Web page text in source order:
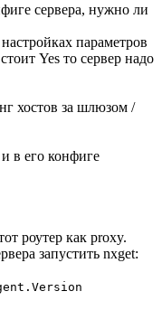
сервера, нужно ли
параметров
Yes то сервер надо
хостов за шлюзом /
в его конфиге
роутер как proxy.
запустить nxget: